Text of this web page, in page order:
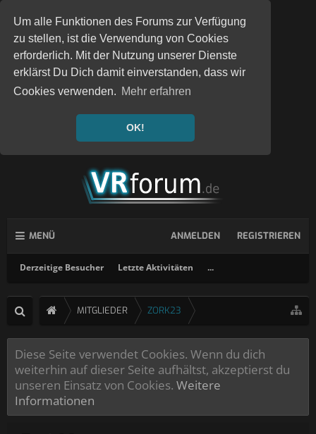
Um alle Funktionen des Forums zur Verfügung
zu stellen, ist die Verwendung von Cookies
erforderlich. Mit der Nutzung unserer Dienste
erklärst Du Dich damit einverstanden, dass wir
Cookies verwenden. Mehr erfahren
OK!
MENÜ
Derzeitige Besucher Letzte Aktivitäten ...
ANMELDEN REGISTRIEREN
MITGLIEDER ZORK23
Diese Seite verwendet Cookies. Wenn du dich
weiterhin auf dieser Seite aufhältst, akzeptierst du
unseren Einsatz von Cookies. Weitere
Informationen